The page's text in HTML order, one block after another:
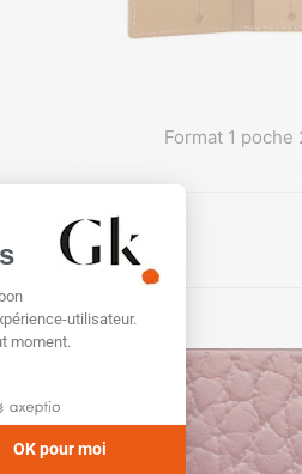
Format 1
cuir recyclé !